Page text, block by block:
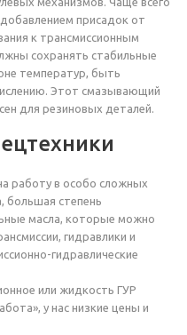
присадок от
к трансмиссионным
сохранять стабильные
температур, быть
Этот смазывающий
для резиновых деталей.
работу в особо сложных
большая степень
масла, которые можно
гидравлики и
гидравлические
или жидкость ГУР
у нас низкие цены и